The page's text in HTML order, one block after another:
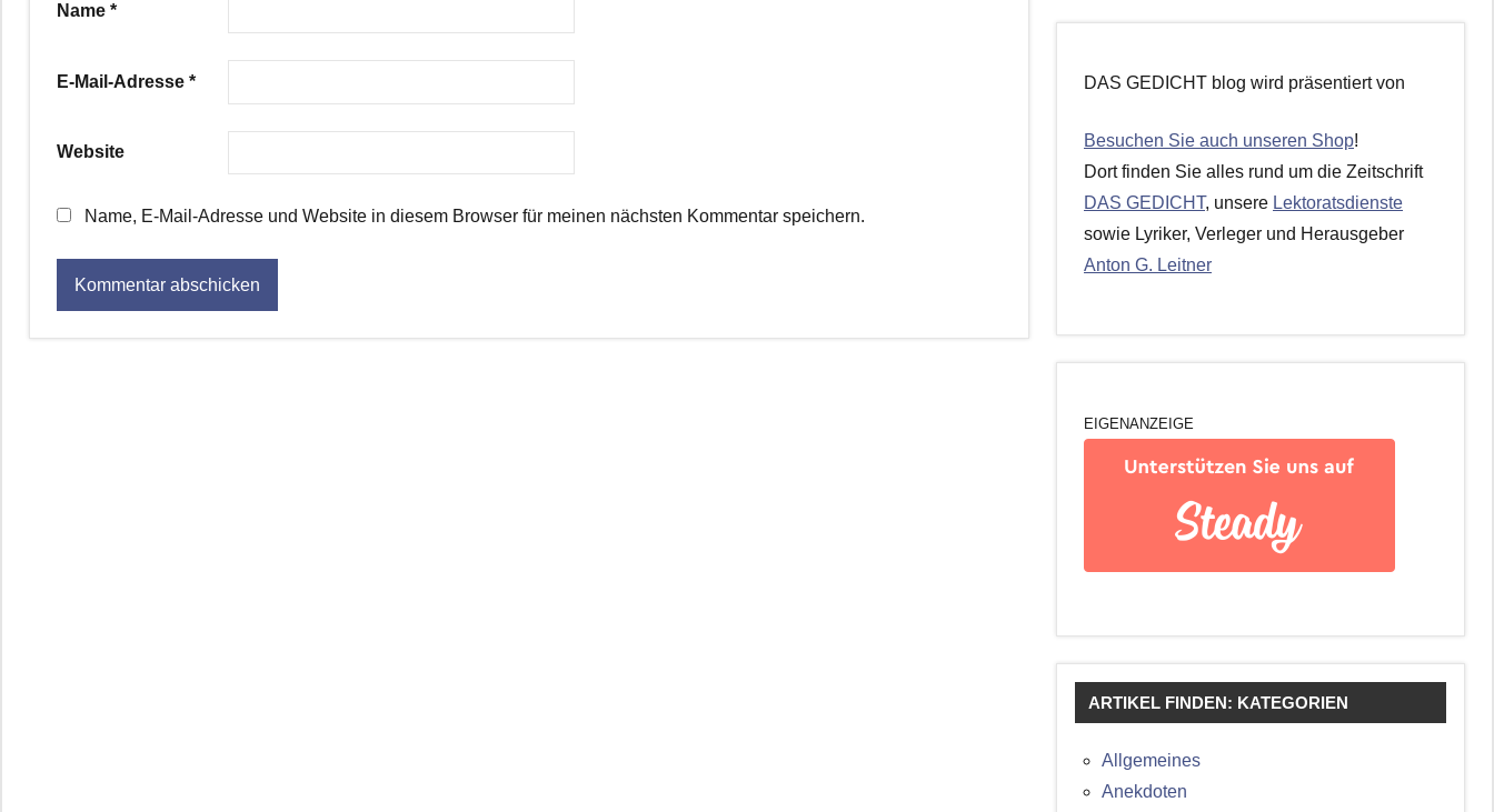
Name *
E-Mail-Adresse *
Website
Name, E-Mail-Adresse und Website in diesem Browser für meinen nächsten Kommentar speichern.
DAS GEDICHT blog wird präsentiert von
Besuchen Sie auch unseren Shop!
Dort finden Sie alles rund um die Zeitschrift
DAS GEDICHT, unsere Lektoratsdienste
sowie Lyriker, Verleger und Herausgeber
Anton G. Leitner
EIGENANZEIGE
ARTIKEL FINDEN: KATEGORIEN
Allgemeines
Anekdoten